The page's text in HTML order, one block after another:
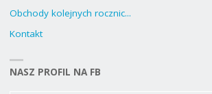
Obchody kolejnych rocznic...
Kontakt
NASZ PROFIL NA FB